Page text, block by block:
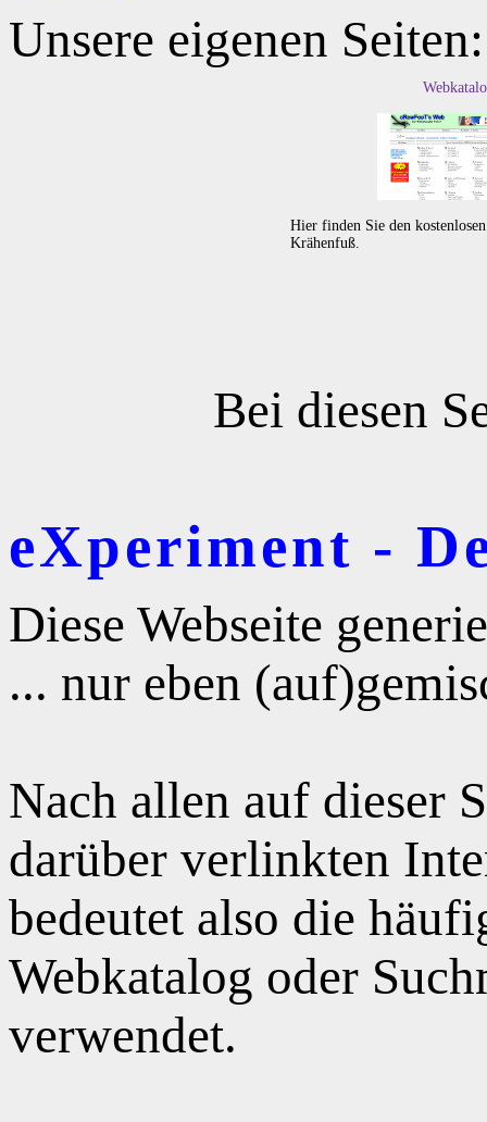
Unsere eigenen Seiten:
Hier finden Sie den
Krähenfuß.
Bei diesen
eXperiment -
Diese Webseite
... nur eben
Nach allen auf dieser
darüber verlinkten
bedeutet also die
Webkatalog oder
verwendet.